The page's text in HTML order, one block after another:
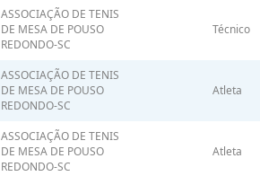
ASSOCIAÇÃO DE TENIS
DE MESA DE POUSO
REDONDO-SC
Técnico
ASSOCIAÇÃO DE TENIS
DE MESA DE POUSO
REDONDO-SC
Atleta
ASSOCIAÇÃO DE TENIS
DE MESA DE POUSO
REDONDO-SC
Atleta